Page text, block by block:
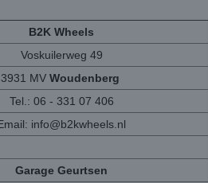
B2K Wheels
Voskuilerweg 49
3931 MV Woudenberg
Tel.: 06 - 331 07 406
info@b2kwheels.nl
Garage Geurtsen